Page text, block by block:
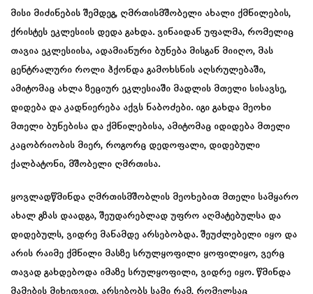
მისი მიძინების შემდეგ, ღმრთისმშობელი ახალი ქმნილების,
ქრისტეს ეკლესიის დედა გახდა. ვინაიდან უფალმა, რომელიც
თავია ეკლესიისა, ადამიანური ბუნება მისგან მიიღო, მას
ცენტრალური როლი ჰქონდა გამოხსნის აღსრულებაში,
ამიტომაც ახლა ზეციურ ეკლესიაში მადლის მთელი სისავსე,
დიდება და კადნიერება აქვს ნაბოძები. იგი გახდა მეოხი
მთელი ბუნებისა და ქმნილებისა, ამიტომაც იდიდება მთელი
კაცობრიობის მიერ, როგორც დედოფალი, დიდებული
ქალბატონი, მშობელი ღმრთისა.
ყოვლადწმინდა ღმრთისმშობლის მეოხებით მთელი სამყარო
ახალ გზას დაადგა, შეუდარებლად უფრო აღმატებულსა და
დიდებულს, ვიდრე მანამდე არსებობდა. შეუძლებელი იყო და
არის რაიმე ქმნილი მასზე სრულყოფილი ყოფილიყო, ვერც
თავად გახდებოდა იმაზე სრულყოფილი, ვიდრე იყო. წმინდა
მამების მიხედვით, არსებობს სამი რამ, რომელსაც